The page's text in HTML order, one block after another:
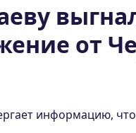
от
информацию,